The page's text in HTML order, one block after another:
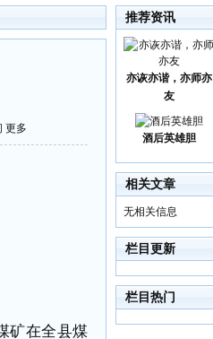
更多
矿在全县煤
推荐资讯
亦诙亦谐，亦师亦
友
酒后英雄胆
相关文章
无相关信息
栏目更新
栏目热门